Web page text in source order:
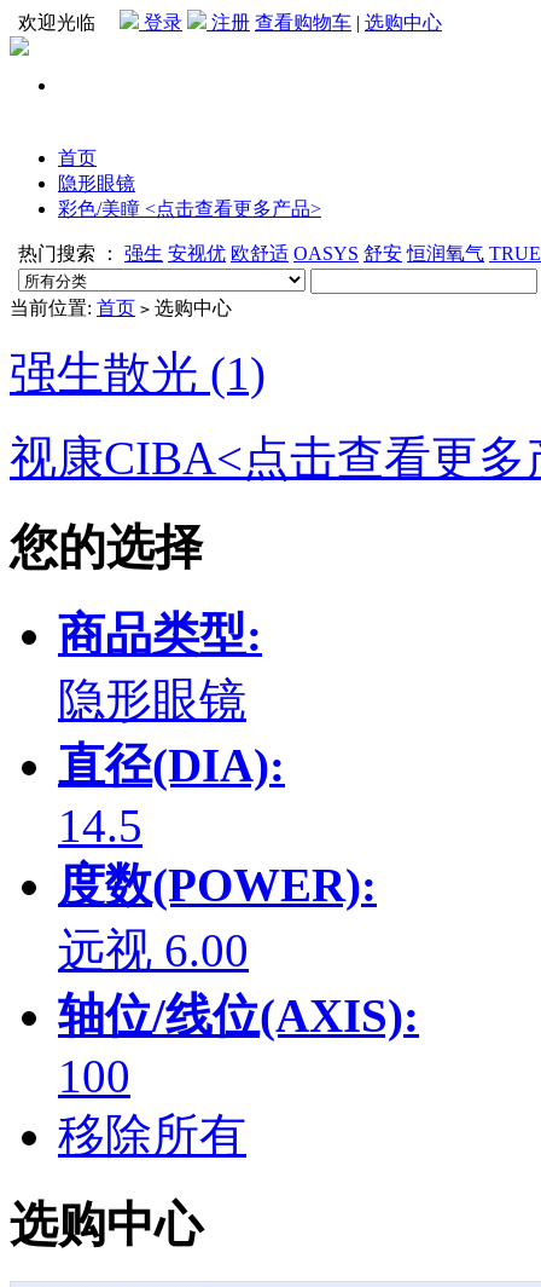
欢迎光临 登录 注册 查看购物车 | 选购中心
首页
隐形眼镜
彩色/美瞳 <点击查看更多产品>
热门搜索 ： 强生 安视优 欧舒适 OASYS 舒安 恒润氧气
当前位置: 首页 > 选购中心
强生散光 (1)
视康CIBA<点击查看更多
您的选择
商品类型:
隐形眼镜
直径(DIA):
14.5
度数(POWER):
远视 6.00
轴位/线位(AXIS):
100
移除所有
选购中心